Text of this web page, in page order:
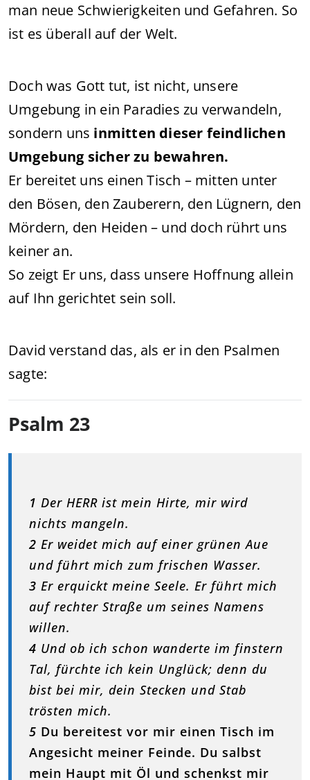
man neue Schwierigkeiten und Gefahren. So
ist es überall auf der Welt.
Doch was Gott tut, ist nicht, unsere
Umgebung in ein Paradies zu verwandeln,
sondern uns inmitten dieser feindlichen
Umgebung sicher zu bewahren.
Er bereitet uns einen Tisch – mitten unter
den Bösen, den Zauberern, den Lügnern, den
Mördern, den Heiden – und doch rührt uns
keiner an.
So zeigt Er uns, dass unsere Hoffnung allein
auf Ihn gerichtet sein soll.
David verstand das, als er in den Psalmen
sagte:
Psalm 23
1 Der HERR ist mein Hirte, mir wird
nichts mangeln.
2 Er weidet mich auf einer grünen Aue
und führt mich zum frischen Wasser.
3 Er erquickt meine Seele. Er führt mich
auf rechter Straße um seines Namens
willen.
4 Und ob ich schon wanderte im finstern
Tal, fürchte ich kein Unglück; denn du
bist bei mir, dein Stecken und Stab
trösten mich.
5 Du bereitest vor mir einen Tisch im
Angesicht meiner Feinde. Du salbst
mein Haupt mit Öl und schenkst mir